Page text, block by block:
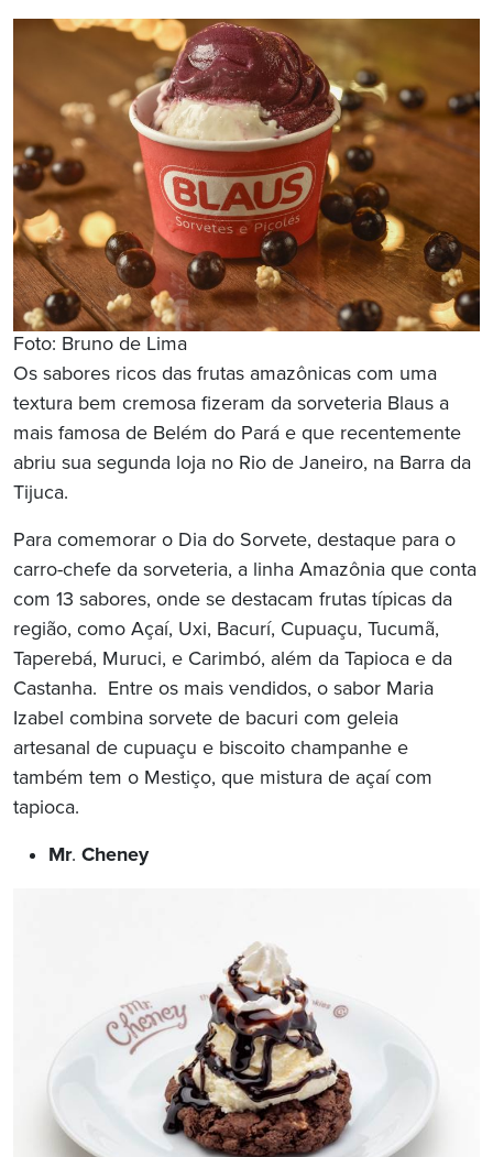
Foto: Bruno de Lima
Os sabores ricos das frutas amazônicas com uma
textura bem cremosa fizeram da sorveteria Blaus a
mais famosa de Belém do Pará e que recentemente
abriu sua segunda loja no Rio de Janeiro, na Barra da
Tijuca.
Para comemorar o Dia do Sorvete, destaque para o
carro-chefe da sorveteria, a linha Amazônia que conta
com 13 sabores, onde se destacam frutas típicas da
região, como Açaí, Uxi, Bacurí, Cupuaçu, Tucumã,
Taperebá, Muruci, e Carimbó, além da Tapioca e da
Castanha. Entre os mais vendidos, o sabor Maria
Izabel combina sorvete de bacuri com geleia
artesanal de cupuaçu e biscoito champanhe e
também tem o Mestiço, que mistura de açaí com
tapioca.
Mr. Cheney